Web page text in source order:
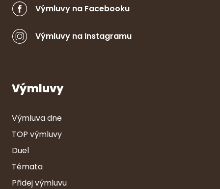
Výmluvy na Facebooku
Výmluvy na Instagramu
Výmluvy
Výmluva dne
TOP výmluvy
Duel
Témata
Přidej výmluvu